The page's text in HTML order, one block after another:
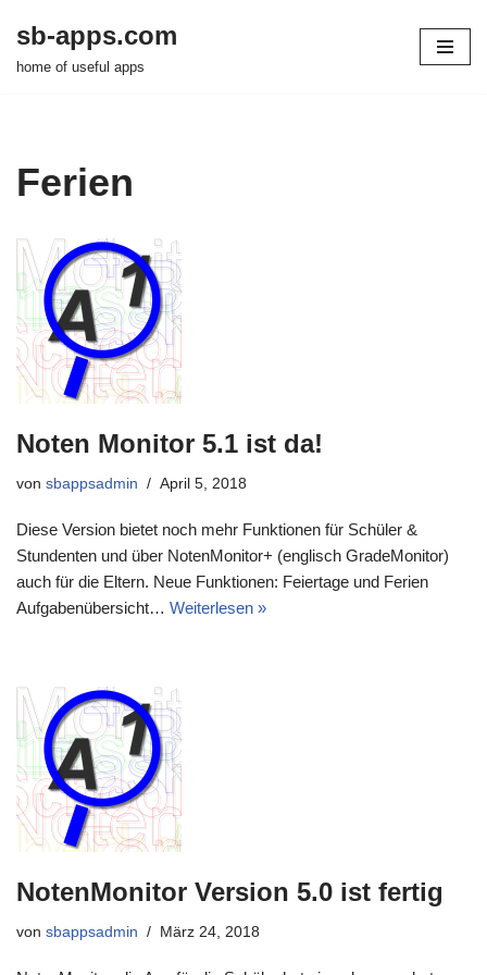
Zum
sb-apps.com
home of useful apps
Ferien
Noten Monitor 5.1 ist da!
von sbappsadmin April 5, 2018
Diese Version bietet noch mehr Funktionen für Schüler &
Stundenten und über NotenMonitor+ (englisch GradeMonitor)
auch für die Eltern. Neue Funktionen: Feiertage und Ferien
Aufgabenübersicht… Weiterlesen »
NotenMonitor Version 5.0 ist fertig
von sbappsadmin März 24, 2018